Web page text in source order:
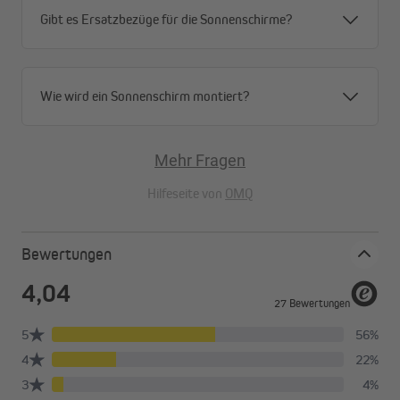
Sonnenschirme verfügen über einen robusten
Aluminium-Mast mit 48 mm Durchmesser, der
integrierten Kurbel hast du den interpara in
Knickmechanismus für volle Flexibilität:Passe den
dorthin, wo du ihn brauchst.
stilvollen Farben, die Bespannung aus 100 %
belastbarem Polyester – hier passt alles.
Mit oder ohne Standfuß: Bestelle den passenden
Standfuß gleich mit, wenn du noch keinen hast – oder
du verwendest einfach deinen vorhandenen.
Gibt es Ersatzbezüge für die Sonnenschirme?
Wie wird ein Sonnenschirm montiert?
Mehr Fragen
Hilfeseite von OMQ
Bewertungen